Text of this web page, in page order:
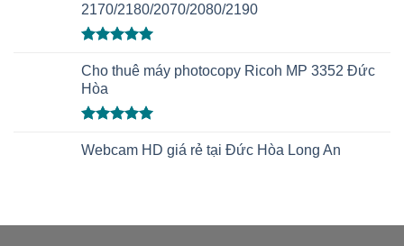
2170/2180/2070/2080/2190
hạng5.00
5 sao
Cho thuê máy photocopy Ricoh MP 3352 Đức
Hòa
hạng5.00
Webcam HD giá rẻ tại Đức Hòa Long An